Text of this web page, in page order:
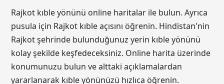
Rajkot kıble yönünü online haritalar ile bulun. Ayrıca
pusula için Rajkot kıble açısını öğrenin. Hindistan'nin
Rajkot şehrinde bulunduğunuz yerin kıble yönünü
kolay şekilde keşfedeceksiniz. Online harita üzerinde
konumunuzu bulun ve alttaki açıklamalardan
yararlanarak kıble yönünüzü hızlıca öğrenin.